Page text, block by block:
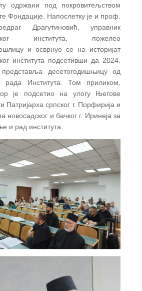
одржани под покровитељством
Фондације. Напослетку је и проф.
Драгутиновић, управник
института, пожелео
и осврнуо се на историјат
института подсетивши да 2024.
представља десетогодишњицу од
рада Института. Том приликом,
је подсетио на улогу Његове
Патријарха српског г. Порфирија и
новосадског и бачког г. Иринеја за
и рад института.